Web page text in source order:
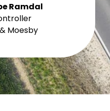
Ramdal
Moesby